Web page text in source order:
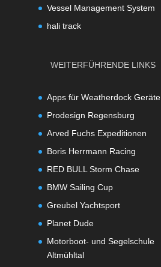
Vessel Management System
hali track
WEITERFÜHRENDE LINKS
Apps für Weatherdock Geräte
Prodesign Regensburg
Arved Fuchs Expeditionen
Boris Herrmann Racing
RED BULL Storm Chase
BMW Sailing Cup
Greubel Yachtsport
Planet Dude
Motorboot- und Segelschule
Altmühltal